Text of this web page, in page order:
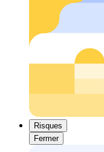
Risques
Fermer